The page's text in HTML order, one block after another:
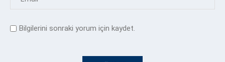
Bilgilerini sonraki yorum için kaydet.